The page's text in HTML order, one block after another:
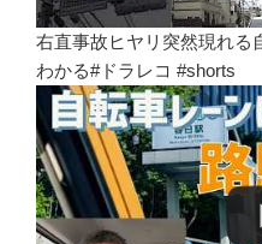
右直事故ヒヤリ突然現れる
わかる#ドラレコ #shorts